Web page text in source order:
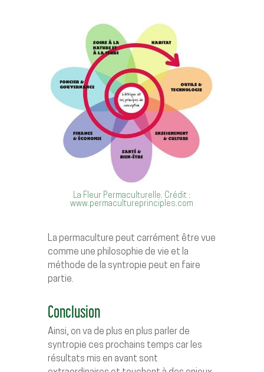
La Fleur Permaculturelle. Crédit :
www.permacultureprinciples.com
La permaculture peut carrément être vue
comme une philosophie de vie et la
méthode de la syntropie peut en faire
partie.
Conclusion
Ainsi, on va de plus en plus parler de
syntropie ces prochains temps car les
résultats mis en avant sont